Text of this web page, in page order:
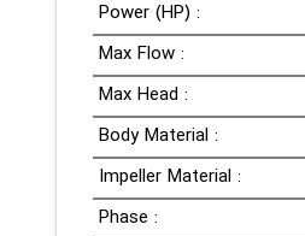
Power (HP) :
Max Flow :
Max Head :
Body Material :
Impeller Material :
Phase :